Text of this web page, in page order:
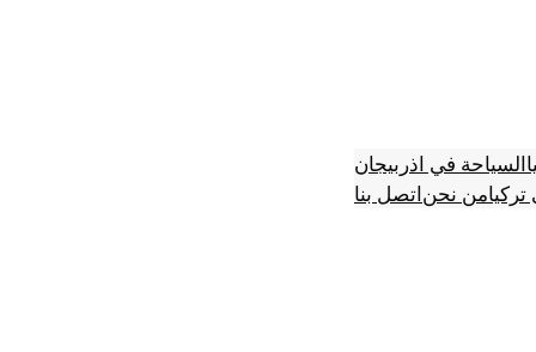
السياحة في اذربيجان
من نحناتصل بنا